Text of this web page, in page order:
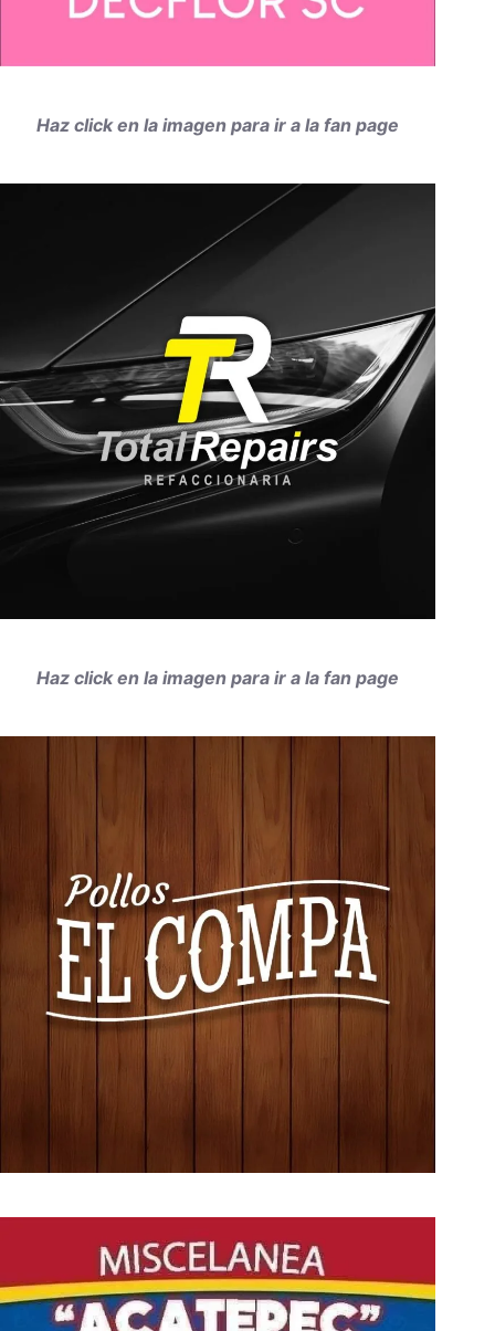
Haz click en la imagen para ir a la fan page
Haz click en la imagen para ir a la fan page